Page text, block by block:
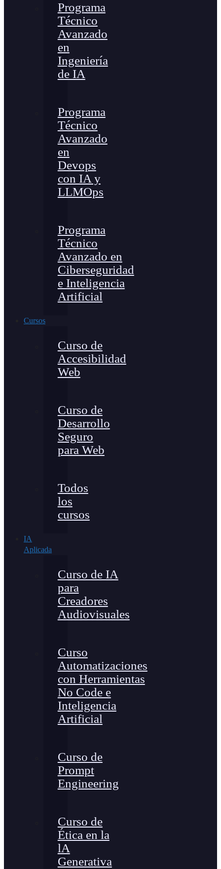
Programa
Técnico
Avanzado
en
Ingeniería
de IA
Programa
Técnico
Avanzado
en
Devops
con IA y
LLMOps
Programa
Técnico
Avanzado en
Ciberseguridad
e Inteligencia
Artificial
Cursos
Curso de
Accesibilidad
Web
Curso de
Desarrollo
Seguro
para Web
Todos
los
cursos
IA
Aplicada
Curso de IA
para
Creadores
Audiovisuales
Curso
Automatizaciones
con Herramientas
No Code e
Inteligencia
Artificial
Curso de
Prompt
Engineering
Curso de
Ética en la
lA
Generativa